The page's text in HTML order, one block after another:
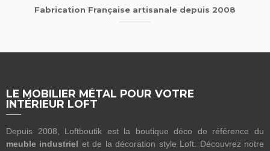
Fabrication Française artisanale depuis 2008
LE MOBILIER MÉTAL POUR VOTRE
INTÉRIEUR LOFT
Depuis 2008, Loftboutik est la boutique déco de référence du
meuble industriel et de la décoration style Loft. Découvrez notre